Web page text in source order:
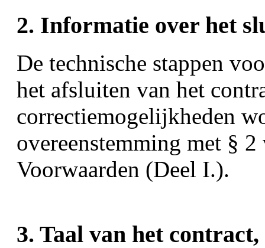
2. Informatie over het
De technische stappen
het afsluiten van het
correctiemogelijkheden
overeenstemming met §
Voorwaarden (Deel I.).
3. Taal van het